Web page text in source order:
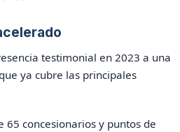
testimonial en 2023 a una
ya cubre las principales
65 concesionarios y puntos de